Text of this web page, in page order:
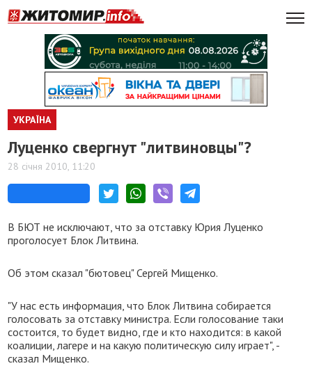
УКРАЇНА
Луценко свергнут "литвиновцы"?
28 січня 2010, 11:20
В БЮТ не исключают, что за отставку Юрия Луценко
проголосует Блок Литвина.
Об этом сказал "бютовец" Сергей Мищенко.
"У нас есть информация, что Блок Литвина собирается
голосовать за отставку министра. Если голосование таки
состоится, то будет видно, где и кто находится: в какой
коалиции, лагере и на какую политическую силу играет", -
сказал Мищенко.